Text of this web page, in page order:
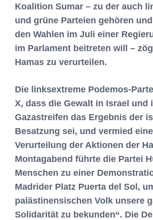
Koalition Sumar – zu der auch
und grüne Parteien gehören
den Wahlen im Juli einer
im Parlament beitreten will –
Hamas zu verurteilen.
Die linksextreme Podemos-
X, dass die Gewalt in Israel und
Gazastreifen das Ergebnis der
Besatzung sei, und vermied
Verurteilung der Aktionen der
Montagabend führte die Partei
Menschen zu einer
Madrider Platz Puerta del Sol,
palästinensischen Volk unsere
Solidarität zu bekunden“. Die